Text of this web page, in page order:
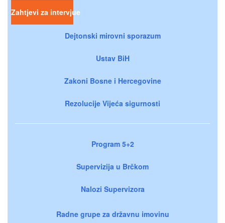
Zahtjevi za intervjue
Dejtonski mirovni sporazum
Ustav BiH
Zakoni Bosne i Hercegovine
Rezolucije Vijeća sigurnosti
Program 5+2
Supervizija u Brčkom
Nalozi Supervizora
Radne grupe za državnu imovinu